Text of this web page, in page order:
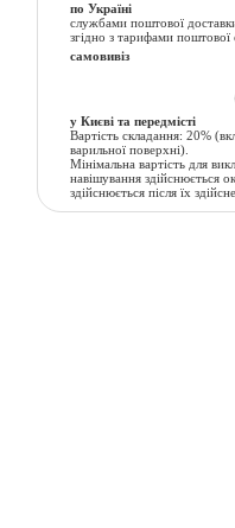
по Україні
службами поштової
згідно з тарифами
самовивіз
у Києві та передмісті
Вартість складання: 20%
варильної поверхні).
Мінімальна вартість для
навішування здійснюється
здійснюється після їх